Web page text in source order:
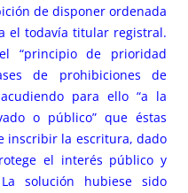
de disponer ordenada
el todavía titular registral.
“principio de prioridad
de prohibiciones de
para ello “a la
o público” que éstas
inscribir la escritura, dado
el interés público y
solución hubiese sido